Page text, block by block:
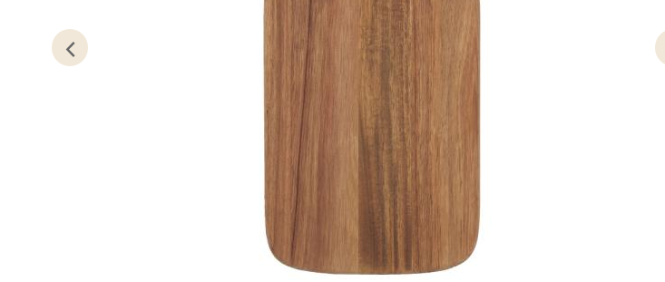
Kristiansand - Markens
Lillemarkens markensgate 25B, 4611 Kristiansand
Åpent i dag 09-18
0 i butikk
Oslo - Linderud
Erich Mogensøns vei 38, 0594 Oslo
Åpent i dag 10-21